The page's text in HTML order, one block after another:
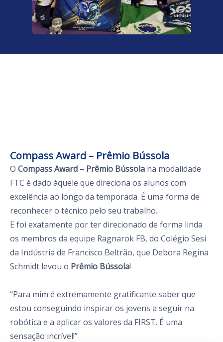
Compass Award – Prêmio Bússola
O Compass Award – Prêmio Bússola na modalidade
FTC é dado àquele que direciona os alunos com
excelência ao longo da temporada. É uma forma de
reconhecer o técnico pelo seu trabalho.
E foi exatamente por ter direcionado de forma linda
os membros da equipe Ragnarok FB, do Colégio Sesi
da Indústria de Francisco Beltrão, que Debora Regina
Schmidt levou o Prêmio Bússola!
“Para mim é extremamente gratificante saber que
estou conseguindo inspirar os jovens a seguir na
robótica e a aplicar os valores da FIRST. É uma
sensação incrível!”